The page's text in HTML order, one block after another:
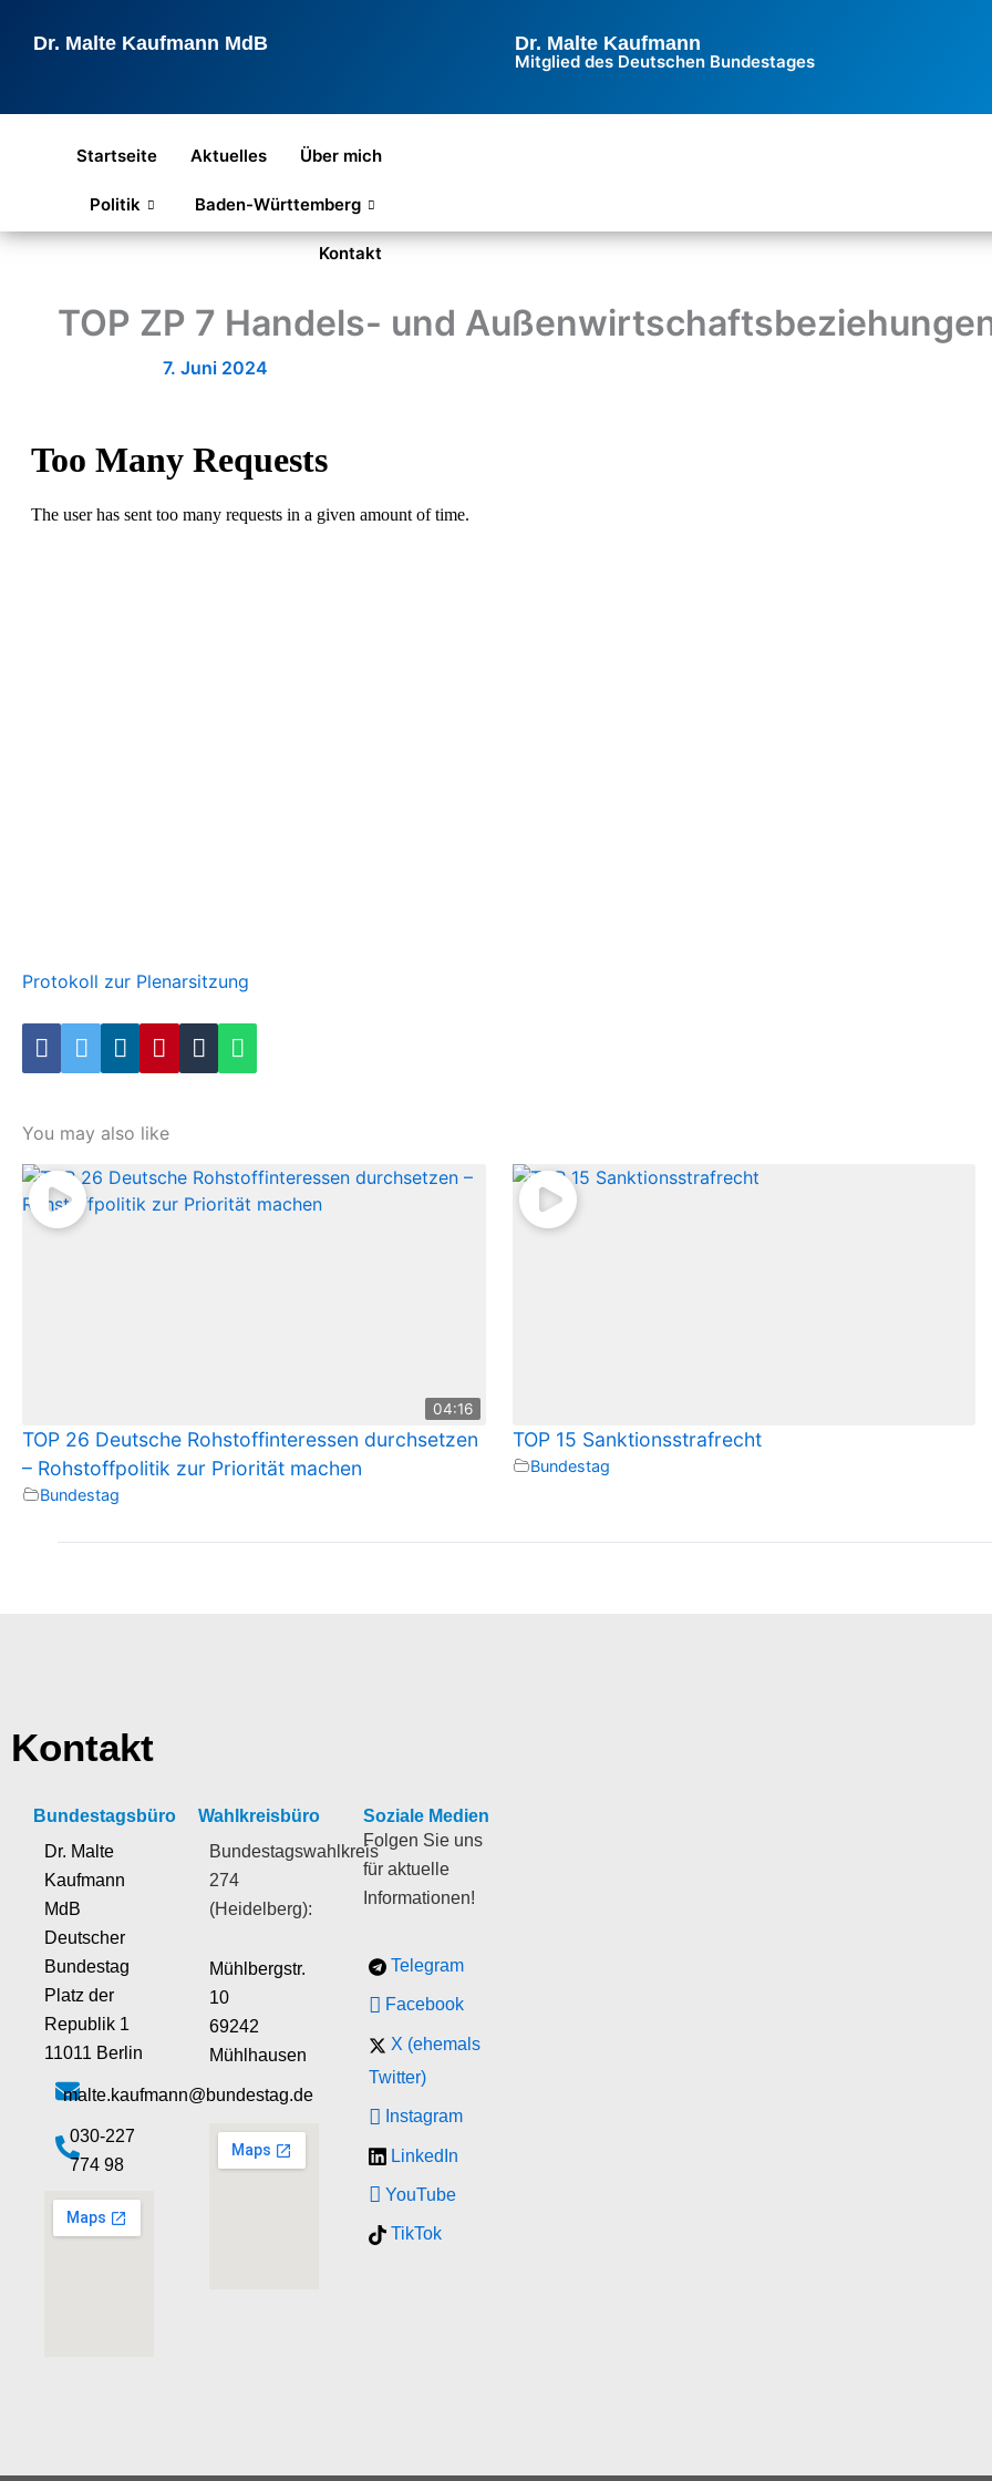
InhaltDr. Malte Kaufmann MdB Dr. Malte Kaufmann
Mitglied des Deutschen Bundestages
Startseite Aktuelles Über mich
Politik Baden-Württemberg
Kontakt
TOP ZP 7 Handels- und
Protokoll zur Plenarsitzung
You may also like
04:16
TOP 26 Deutsche Rohstoffinteressen durchsetzen
– Rohstoffpolitik zur Priorität machen
Bundestag
TOP 15 Sanktionsstrafrecht
Bundestag
Kontakt
Bundestagsbüro
Dr. Malte
Kaufmann
MdB
Deutscher
Bundestag
Platz der
Republik 1
11011 Berlin
malte.kaufmann@bundestag.de
‭030-227
774 98‬
Wahlkreisbüro
Bundestagswahlkreis
274
(Heidelberg):
Mühlbergstr.
10
69242
Mühlhausen
Soziale Medien
Folgen Sie uns
für aktuelle
Informationen!
Telegram
Facebook
X (ehemals
Twitter)
Instagram
LinkedIn
YouTube
TikTok